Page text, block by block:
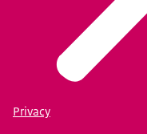
Privacy